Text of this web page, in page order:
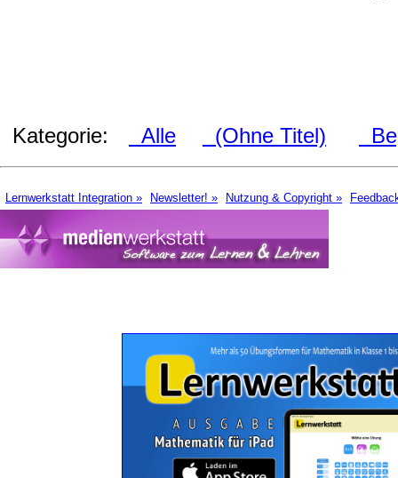
Kategorie: Alle (Ohne Titel)
Lernwerkstatt Integration » Newsletter! » Nutzung & Copyright »